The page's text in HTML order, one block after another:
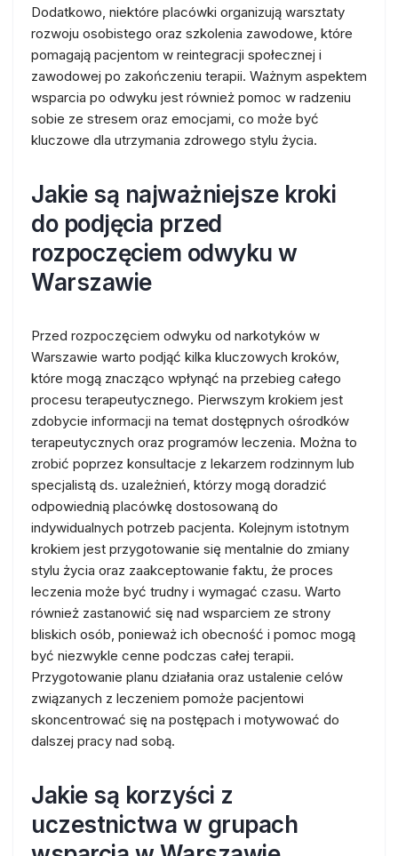
Dodatkowo, niektóre placówki organizują warsztaty
rozwoju osobistego oraz szkolenia zawodowe, które
pomagają pacjentom w reintegracji społecznej i
zawodowej po zakończeniu terapii. Ważnym aspektem
wsparcia po odwyku jest również pomoc w radzeniu
sobie ze stresem oraz emocjami, co może być
kluczowe dla utrzymania zdrowego stylu życia.
Jakie są najważniejsze kroki
do podjęcia przed
rozpoczęciem odwyku w
Warszawie
Przed rozpoczęciem odwyku od narkotyków w
Warszawie warto podjąć kilka kluczowych kroków,
które mogą znacząco wpłynąć na przebieg całego
procesu terapeutycznego. Pierwszym krokiem jest
zdobycie informacji na temat dostępnych ośrodków
terapeutycznych oraz programów leczenia. Można to
zrobić poprzez konsultacje z lekarzem rodzinnym lub
specjalistą ds. uzależnień, którzy mogą doradzić
odpowiednią placówkę dostosowaną do
indywidualnych potrzeb pacjenta. Kolejnym istotnym
krokiem jest przygotowanie się mentalnie do zmiany
stylu życia oraz zaakceptowanie faktu, że proces
leczenia może być trudny i wymagać czasu. Warto
również zastanowić się nad wsparciem ze strony
bliskich osób, ponieważ ich obecność i pomoc mogą
być niezwykle cenne podczas całej terapii.
Przygotowanie planu działania oraz ustalenie celów
związanych z leczeniem pomoże pacjentowi
skoncentrować się na postępach i motywować do
dalszej pracy nad sobą.
Jakie są korzyści z
uczestnictwa w grupach